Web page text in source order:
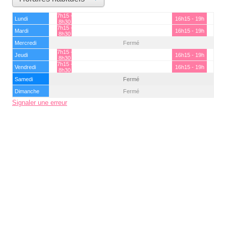
Lundi
7h15 -
8h30
16h15 - 19h
Mardi
7h15 -
8h30
16h15 - 19h
Mercredi
Fermé
Jeudi
7h15 -
8h30
16h15 - 19h
Vendredi
7h15 -
8h30
16h15 - 19h
Samedi
Fermé
Dimanche
Fermé
Signaler une erreur